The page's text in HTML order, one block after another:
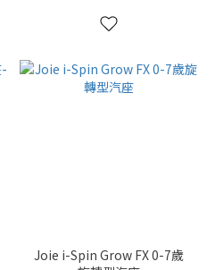
Joie i-Spin Grow FX 0-7歲